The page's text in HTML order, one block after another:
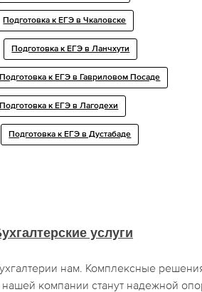
Подготовка к ЕГЭ в Чкаловске
Подготовка к ЕГЭ в Ланчхути
Подготовка к ЕГЭ в Гавриловом Посаде
Подготовка к ЕГЭ в Лагодехи
Подготовка к ЕГЭ в Дустабаде
услуги
нам. Комплексные
нашей компании станут надежной